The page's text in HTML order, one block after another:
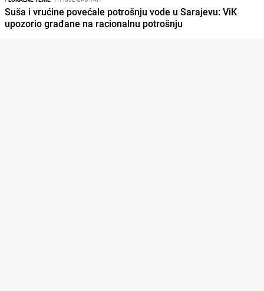
Suša i vrućine povećale potrošnju vode u Sarajevu: ViK
upozorio građane na racionalnu potrošnju